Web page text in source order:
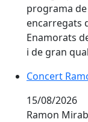
programa de
encarregats
Enamorats
i de gran
Concert
Concert
15/08/2026
Ramon